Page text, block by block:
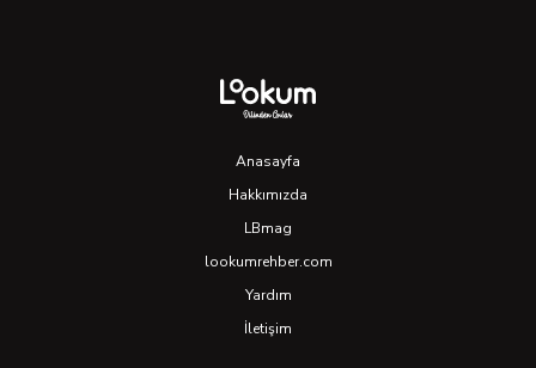
Anasayfa
Hakkımızda
LBmag
lookumrehber.com
Yardım
İletişim